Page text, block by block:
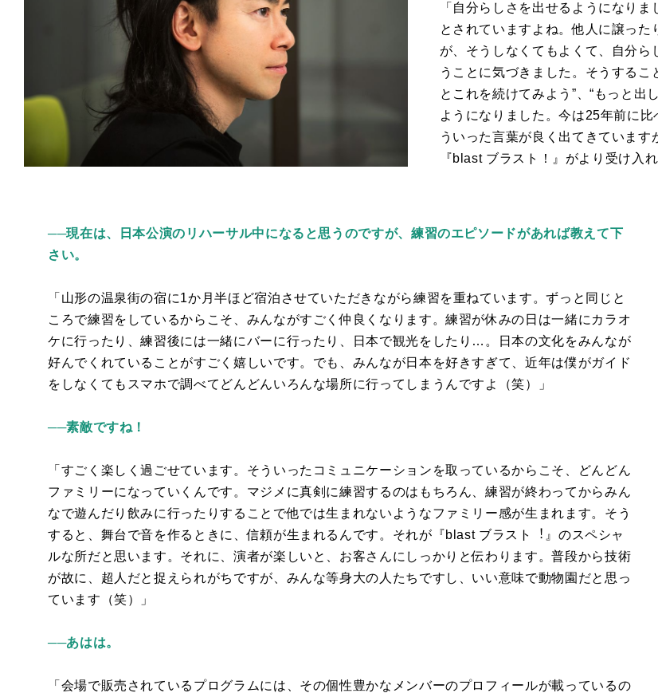
「自分らしさを出せるようになり
とされていますよね。他人に譲っ
が、そうしなくてもよくて、自分
うことに気づきました。そうする
とこれを続けてみよう”、“もっと出
ようになりました。今は25年前に比
ういった言葉が良く出てきています
『blast ブラスト！』がより受け入
──現在は、日本公演のリハーサル中になると思うのですが、練習のエピソードがあれば教えて下
さい。
「山形の温泉街の宿に1か月半ほど宿泊させていただきながら練習を重ねています。ずっと同じと
ころで練習をしているからこそ、みんながすごく仲良くなります。練習が休みの日は一緒にカラオ
ケに行ったり、練習後には一緒にバーに行ったり、日本で観光をしたり…。日本の文化をみんなが
好んでくれていることがすごく嬉しいです。でも、みんなが日本を好きすぎて、近年は僕がガイド
をしなくてもスマホで調べてどんどんいろんな場所に行ってしまうんですよ（笑）」
──素敵ですね！
「すごく楽しく過ごせています。そういったコミュニケーションを取っているからこそ、どんどん
ファミリーになっていくんです。マジメに真剣に練習するのはもちろん、練習が終わってからみん
なで遊んだり飲みに行ったりすることで他では生まれないようなファミリー感が生まれます。そう
すると、舞台で音を作るときに、信頼が生まれるんです。それが『blast ブラスト ︕ 』のスペシャ
ルな所だと思います。それに、演者が楽しいと、お客さんにしっかりと伝わります。普段から技術
が故に、超人だと捉えられがちですが、みんな等身大の人たちですし、いい意味で動物園だと思っ
ています（笑）」
──あはは。
「会場で販売されているプログラムには、その個性豊かなメンバーのプロフィールが載っているの